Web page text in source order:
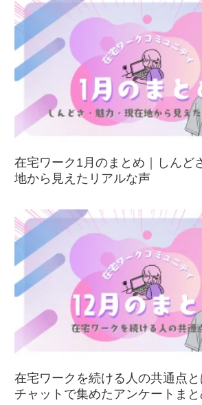
在宅ワーク1月のまとめ｜しんど
地から見えたリアルな声
在宅ワークを続ける人の共通点
チャットで集めたアンケートまと